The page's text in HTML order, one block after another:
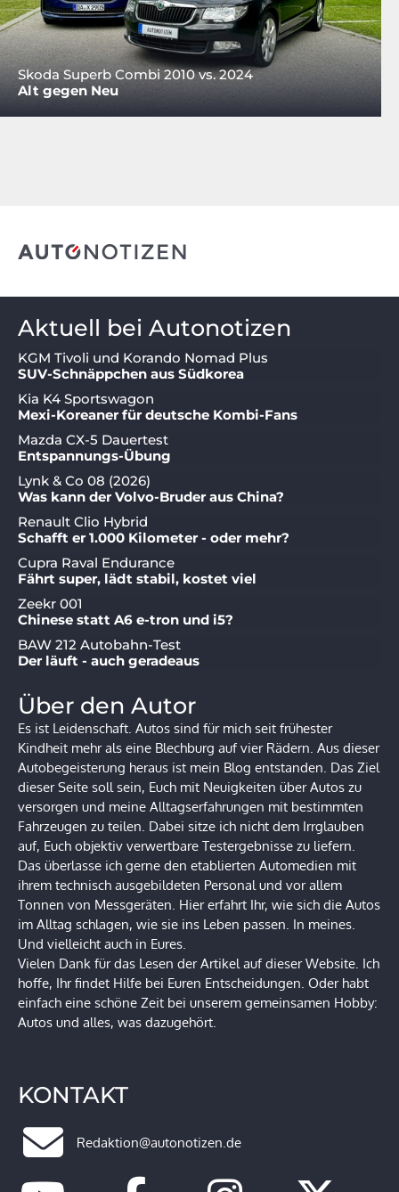
Skoda Superb Combi 2010 vs. 2024
Alt gegen Neu
Aktuell bei Autonotizen
KGM Tivoli und Korando Nomad Plus
SUV-Schnäppchen aus Südkorea
Kia K4 Sportswagon
Mexi-Koreaner für deutsche Kombi-Fans
Mazda CX-5 Dauertest
Entspannungs-Übung
Lynk & Co 08 (2026)
Was kann der Volvo-Bruder aus China?
Renault Clio Hybrid
Schafft er 1.000 Kilometer - oder mehr?
Cupra Raval Endurance
Fährt super, lädt stabil, kostet viel
Zeekr 001
Chinese statt A6 e-tron und i5?
BAW 212 Autobahn-Test
Der läuft - auch geradeaus
Über den Autor
Es ist Leidenschaft. Autos sind für mich seit frühester
Kindheit mehr als eine Blechburg auf vier Rädern. Aus dieser
Autobegeisterung heraus ist mein Blog entstanden. Das Ziel
dieser Seite soll sein, Euch mit Neuigkeiten über Autos zu
versorgen und meine Alltagserfahrungen mit bestimmten
Fahrzeugen zu teilen. Dabei sitze ich nicht dem Irrglauben
auf, Euch objektiv verwertbare Testergebnisse zu liefern.
Das überlasse ich gerne den etablierten Automedien mit
ihrem technisch ausgebildeten Personal und vor allem
Tonnen von Messgeräten. Hier erfahrt Ihr, wie sich die Autos
im Alltag schlagen, wie sie ins Leben passen. In meines.
Und vielleicht auch in Eures.
Vielen Dank für das Lesen der Artikel auf dieser Website. Ich
hoffe, Ihr findet Hilfe bei Euren Entscheidungen. Oder habt
einfach eine schöne Zeit bei unserem gemeinsamen Hobby:
Autos und alles, was dazugehört.
KONTAKT
Redaktion@autonotizen.de